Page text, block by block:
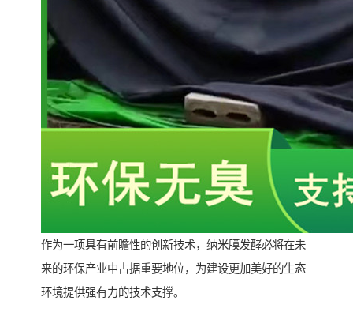
作为一项具有前瞻性的创新技术，纳米膜发酵必将在未
来的环保产业中占据重要地位，为建设更加美好的生态
环境提供强有力的技术支撑。